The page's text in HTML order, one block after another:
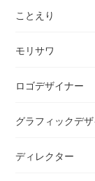
ことえり
モリサワ
ロゴデザイナー
グラフィックデ
ディレクター